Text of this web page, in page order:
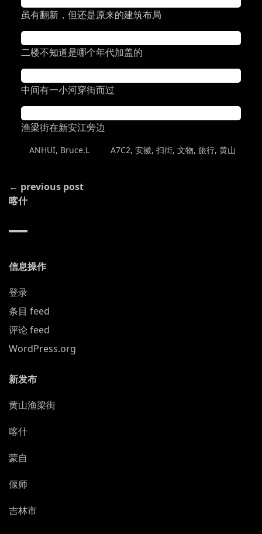
虽有翻新，但还是原来的建筑布局
二楼不知道是哪个年代加盖的
中间有一小河穿街而过
渔梁街在新安江旁边
POSTED
ANHUI, Bruce.L TAGGED
A7C2, 安徽, 扫街, 文物, 旅行, 黄山
CONTINUE
READING
← previous post
喀什
信息操作
登录
条目 feed
评论 feed
WordPress.org
新发布
黄山渔梁街
喀什
蒙自
偃师
吉林市